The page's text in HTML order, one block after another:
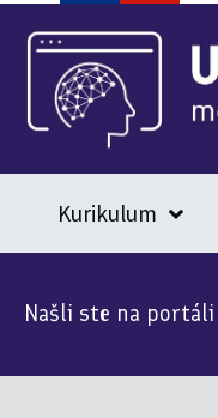
Kurikulum
Našli ste na portáli